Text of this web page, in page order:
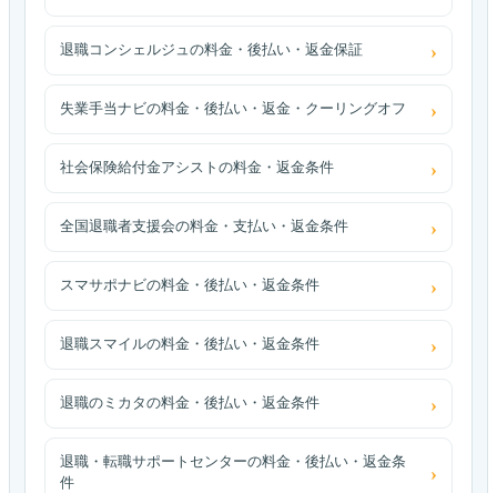
退職コンシェルジュの料金・後払い・返金保証
失業手当ナビの料金・後払い・返金・クーリングオフ
社会保険給付金アシストの料金・返金条件
全国退職者支援会の料金・支払い・返金条件
スマサポナビの料金・後払い・返金条件
退職スマイルの料金・後払い・返金条件
退職のミカタの料金・後払い・返金条件
退職・転職サポートセンターの料金・後払い・返金条
件